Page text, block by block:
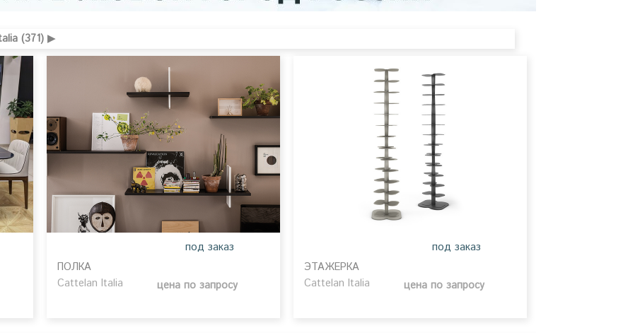
(371) ▶
под заказ
цена по запросу
ПОЛКА
Cattelan Italia
под заказ
цена по запросу
ЭТАЖЕРКА
Cattelan Italia